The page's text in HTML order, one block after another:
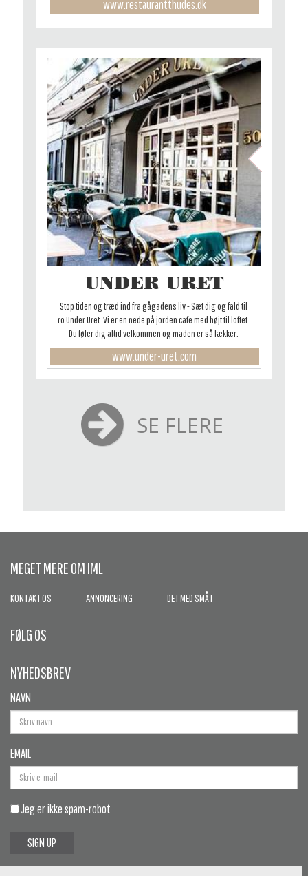
www.restaurantthudes.dk
UNDER URET
Stop tiden og træd ind fra gågadens liv - Sæt dig og fald til
ro Under Uret. Vi er en nede på jorden cafe med højt til loftet.
Du føler dig altid velkommen og maden er så lækker.
www.under-uret.com
SE FLERE
MEGET MERE OM IML
KONTAKT OS ANNONCERING DET MED SMÅT
FØLG OS
NYHEDSBREV
NAVN
EMAIL
Jeg er ikke spam-robot
SIGN UP